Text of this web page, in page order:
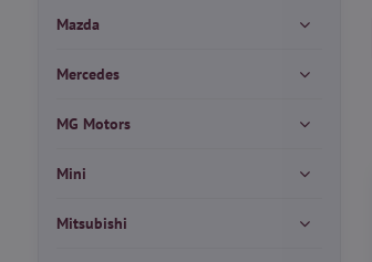
Mazda
Mercedes
MG Motors
Mini
Mitsubishi